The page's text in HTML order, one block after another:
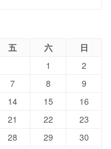
五 六
日
1
2
7 8
9
14 15
16
21 22
23
28 29 30